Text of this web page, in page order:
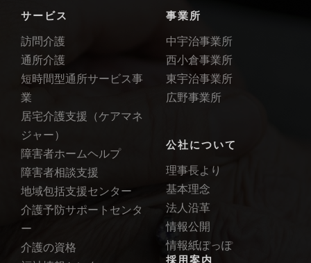
サービス
訪問介護
通所介護
短時間型通所サービス事
業
居宅介護支援（ケアマネ
ジャー）
障害者ホームヘルプ
障害者相談支援
地域包括支援センター
介護予防サポートセンタ
ー
介護の資格
事業所
中宇治事業所
西小倉事業所
東宇治事業所
広野事業所
公社について
理事長より
基本理念
法人沿革
情報公開
情報紙ぽっぽ
採用案内